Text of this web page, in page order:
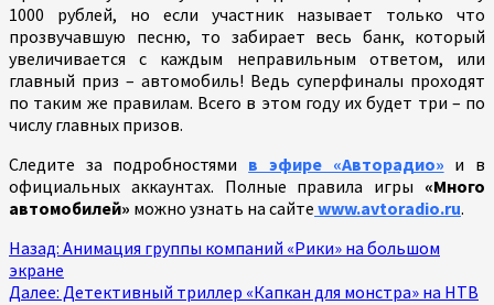
1000 рублей, но если участник называет только что
прозвучавшую песню, то забирает весь банк, который
увеличивается с каждым неправильным ответом, или
главный приз – автомобиль! Ведь суперфиналы проходят
по таким же правилам. Всего в этом году их будет три – по
числу главных призов.
Следите за подробностями в эфире «Авторадио» и в
официальных аккаунтах. Полные правила игры «Много
автомобилей» можно узнать на сайте www.avtoradio.ru.
Продолжить
чтение
Назад: Анимация группы компаний «Рики» на большом
экране
Далее: Детективный триллер «Капкан для монстра» на НТВ